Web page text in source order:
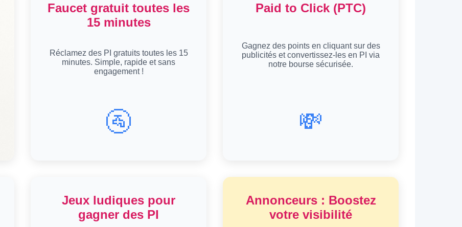
Faucet gratuit toutes les
15 minutes
Réclamez des PI gratuits toutes les 15
minutes. Simple, rapide et sans
engagement !
🚰
Paid to Click (PTC)
Gagnez des points en cliquant sur des
publicités et convertissez-les en PI via
notre bourse sécurisée.
💸
Jeux ludiques pour
gagner des PI
Annonceurs : Boostez
votre visibilité